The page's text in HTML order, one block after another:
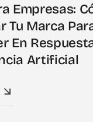
Empresas:
Tu Marca
En
Artificial